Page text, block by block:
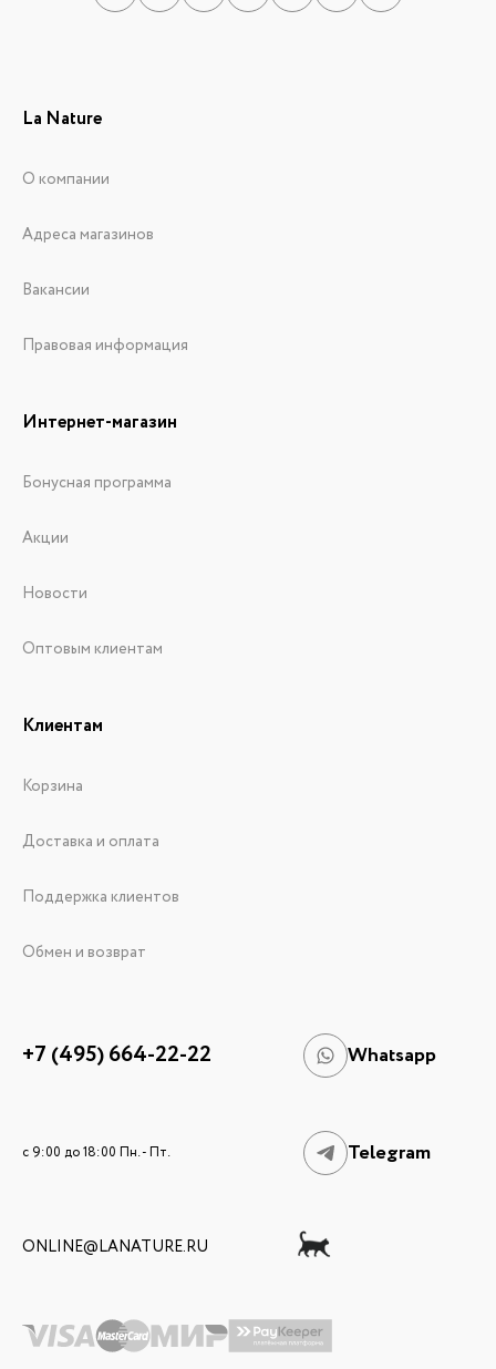
La Nature
О компании
Адреса магазинов
Вакансии
Правовая информация
Интернет-магазин
Бонусная программа
Акции
Новости
Оптовым клиентам
Клиентам
Корзина
Доставка и оплата
Поддержка клиентов
Обмен и возврат
+7 (495) 664-22-22 Whatsapp
c 9:00 до 18:00 Пн. - Пт. Telegram
ONLINE@LANATURE.RU